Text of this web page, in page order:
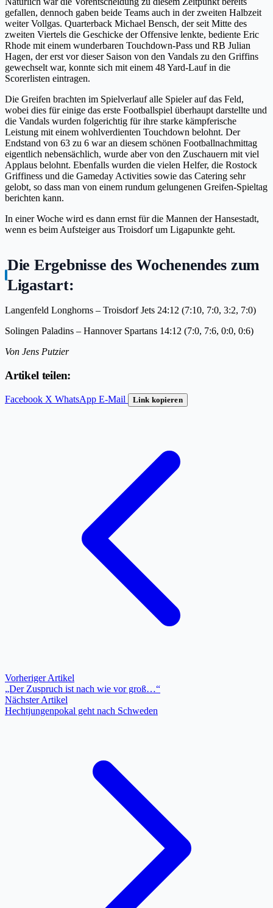
gefallen, dennoch gaben beide Teams auch in der zweiten Halbzeit
weiter Vollgas. Quarterback Michael Bensch, der seit Mitte des
zweiten Viertels die Geschicke der Offensive lenkte, bediente Eric
Rhode mit einem wunderbaren Touchdown-Pass und RB Julian
Hagen, der erst vor dieser Saison von den Vandals zu den Griffins
gewechselt war, konnte sich mit einem 48 Yard-Lauf in die
Scorerlisten eintragen.
Die Greifen brachten im Spielverlauf alle Spieler auf das Feld,
wobei dies für einige das erste Footballspiel überhaupt darstellte und
die Vandals wurden folgerichtig für ihre starke kämpferische
Leistung mit einem wohlverdienten Touchdown belohnt. Der
Endstand von 63 zu 6 war an diesem schönen Footballnachmittag
eigentlich nebensächlich, wurde aber von den Zuschauern mit viel
Applaus belohnt. Ebenfalls wurden die vielen Helfer, die Rostock
Griffiness und die Gameday Activities sowie das Catering sehr
gelobt, so dass man von einem rundum gelungenen Greifen-Spieltag
berichten kann.
In einer Woche wird es dann ernst für die Mannen der Hansestadt,
wenn es beim Aufsteiger aus Troisdorf um Ligapunkte geht.
Die Ergebnisse des Wochenendes zum
Ligastart:
Langenfeld Longhorns – Troisdorf Jets 24:12 (7:10, 7:0, 3:2, 7:0)
Solingen Paladins – Hannover Spartans 14:12 (7:0, 7:6, 0:0, 0:6)
Von Jens Putzier
Artikel teilen:
Facebook X WhatsApp E-Mail Link kopieren
Vorheriger Artikel
„Der Zuspruch ist nach wie vor groß…“
Nächster Artikel
Hechtjungenpokal geht nach Schweden